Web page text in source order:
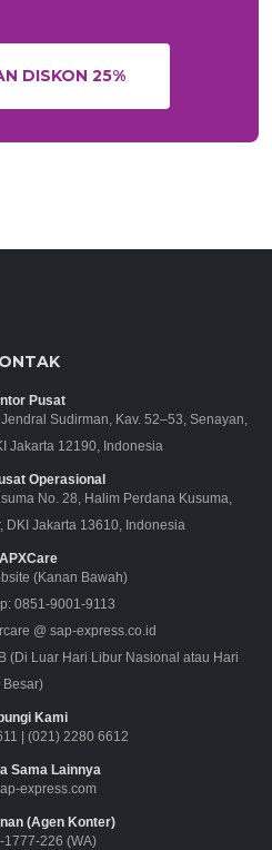
DISKON 25%
Pusat
Sudirman, Kav. 52–53, Senayan,
Jakarta 12190, Indonesia
Operasional
No. 28, Halim Perdana Kusuma,
DKI Jakarta 13610, Indonesia
(Kanan Bawah)
0851-9001-9113
@ sap-express.co.id
(Di Luar Hari Libur Nasional atau Hari
Besar)
Kami
(021) 2280 6612
Sama Lainnya
express.com
(Agen Konter)
1777-226 (WA)